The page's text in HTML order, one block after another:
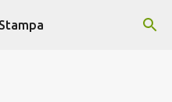
principali